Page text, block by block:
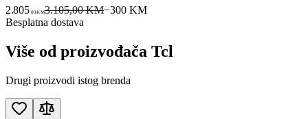
2.805 00KM3.105,00 KM−300KM
Besplatna dostava
Više od proizvođača Tcl
Drugi proizvodi istog brenda